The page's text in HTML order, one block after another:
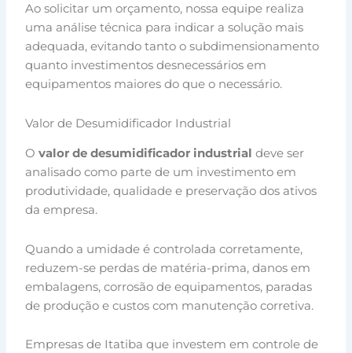
Ao solicitar um orçamento, nossa equipe realiza
uma análise técnica para indicar a solução mais
adequada, evitando tanto o subdimensionamento
quanto investimentos desnecessários em
equipamentos maiores do que o necessário.
Valor de Desumidificador Industrial
Ovalor de desumidificador industrial deve ser
analisado como parte de um investimento em
produtividade, qualidade e preservação dos ativos
da empresa.
Quando a umidade é controlada corretamente,
reduzem-se perdas de matéria-prima, danos em
embalagens, corrosão de equipamentos, paradas
de produção e custos com manutenção corretiva.
Empresas de Itatiba que investem em controle de